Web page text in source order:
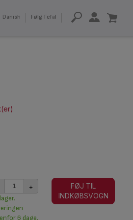
Danish Følg Tefal
+
6 dage.
FØJ TIL
INDKØBSVOGN